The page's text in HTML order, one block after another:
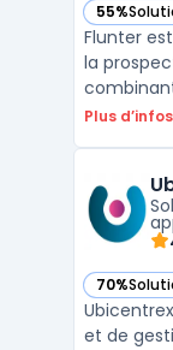
55%
— voir
Flunter
la
pour les
manière
Plus d’infos
70%
— voir
et de